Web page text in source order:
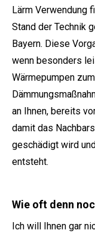
Lärm Verwendung
Stand der Technik
Bayern. Diese
wenn besonders
Wärmepumpen
an Ihnen, bereits
damit das
geschädigt wird
entsteht.
Wie oft denn
Ich will Ihnen gar